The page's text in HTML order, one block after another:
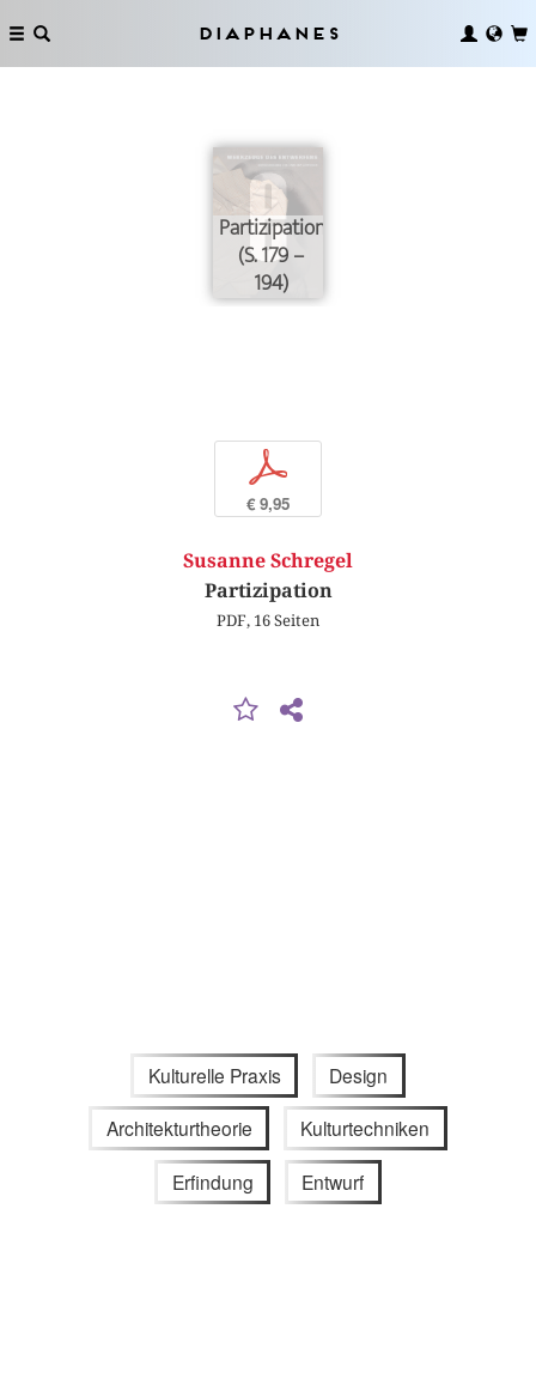
Diaphanes
Partizipation
(S. 179 –
194)
p
€ 9,95
Susanne Schregel
Partizipation
PDF, 16 Seiten
Kulturelle Praxis Design
Architekturtheorie Kulturtechniken
Erfindung Entwurf